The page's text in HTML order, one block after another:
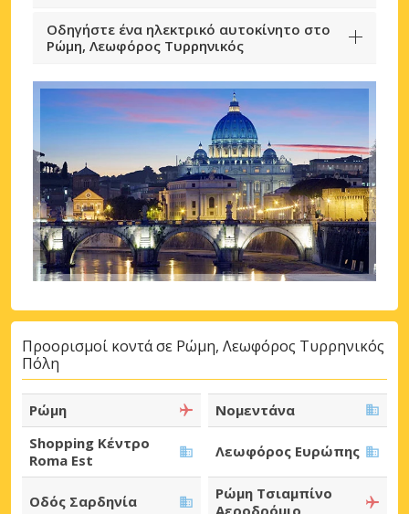
Οδηγήστε ένα ηλεκτρικό αυτοκίνητο στο
Ρώμη, Λεωφόρος Τυρρηνικός
Προορισμοί κοντά σε Ρώμη, Λεωφόρος Τυρρηνικός
Πόλη
Ρώμη
Νομεντάνα
Shopping Κέντρο
Roma Est
Λεωφόρος Ευρώπης
Οδός Σαρδηνία
Ρώμη Τσιαμπίνο
Αεροδρόμιο